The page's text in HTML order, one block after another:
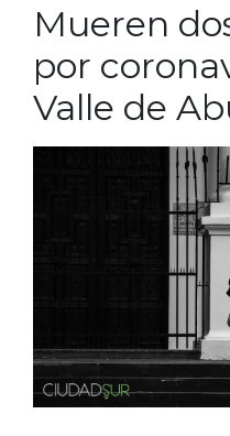
Mueren
por
Valle de